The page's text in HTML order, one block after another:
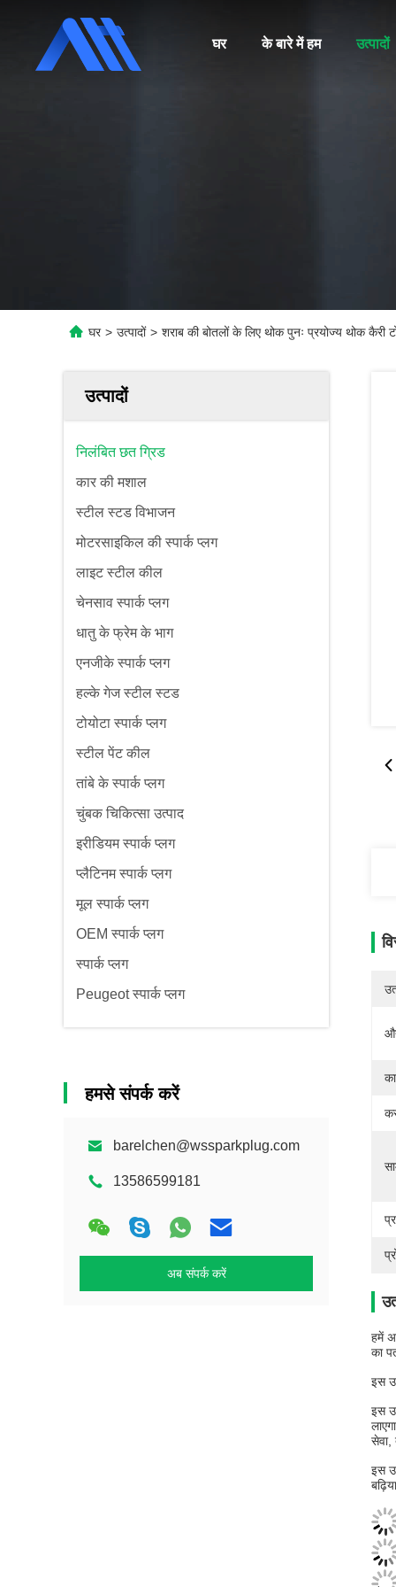
घर के बारे में हम उत्पादों
घर > उत्पादों > शराब की बोतलों के लिए थोक पुनः प्रयोज्य थोक कैरी
उत्पादों
निलंबित छत ग्रिड
कार की मशाल
स्टील स्टड विभाजन
मोटरसाइकिल की स्पार्क प्लग
लाइट स्टील कील
चेनसाव स्पार्क प्लग
धातु के फ्रेम के भाग
एनजीके स्पार्क प्लग
हल्के गेज स्टील स्टड
टोयोटा स्पार्क प्लग
स्टील पेंट कील
तांबे के स्पार्क प्लग
चुंबक चिकित्सा उत्पाद
इरीडियम स्पार्क प्लग
प्लैटिनम स्पार्क प्लग
मूल स्पार्क प्लग
OEM स्पार्क प्लग
स्पार्क प्लग
Peugeot स्पार्क प्लग
हमसे संपर्क करें
barelchen@wssparkplug.com
13586599181
अब संपर्क करें
हमें
का
इस
इस
सेवा,
इस